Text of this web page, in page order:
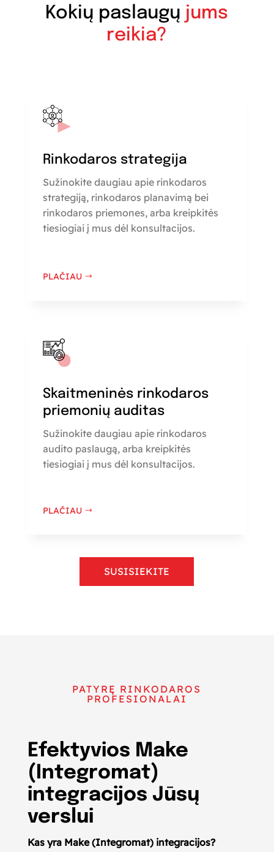
Kokių paslaugų jums
reikia?
Rinkodaros strategija
Sužinokite daugiau apie rinkodaros
strategiją, rinkodaros planavimą bei
rinkodaros priemones, arba kreipkitės
tiesiogiai į mus dėl konsultacijos.
PLAČIAU
Skaitmeninės rinkodaros
priemonių auditas
Sužinokite daugiau apie rinkodaros
audito paslaugą, arba kreipkitės
tiesiogiai į mus dėl konsultacijos.
PLAČIAU
SUSISIEKITE
PATYRĘ RINKODAROS
PROFESIONALAI
Efektyvios Make
(Integromat)
integracijos Jūsų
verslui
Kas yra Make (Integromat) integracijos?